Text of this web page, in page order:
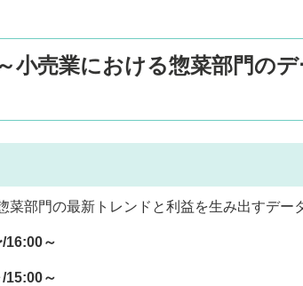
小売業における惣菜部門の
部門の最新トレンドと利益を生み出すデー
/16:00～
～